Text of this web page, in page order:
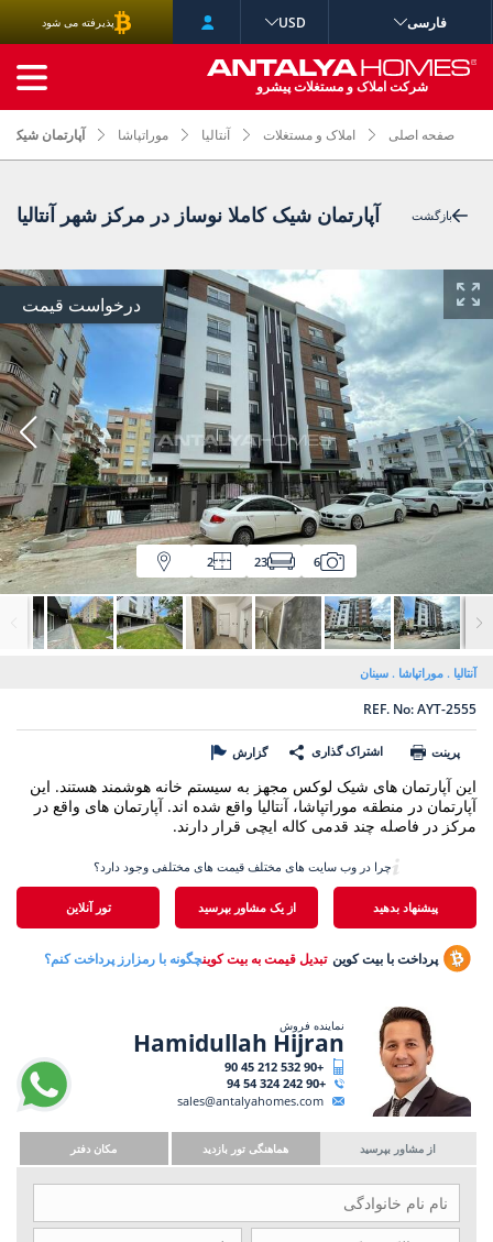
صفحه اصلی املاک و مستغلات آنتالیا موراتپاشا آپارتمان شیک
بازگشت آپارتمان شیک کاملا نوساز در مرکز شهر آنتالیا
درخواست قیمت
6
23
2
آنتالیا موراتپاشا سینان
REF. No: AYT-2555
پرینت اشتراک گذاری گزارش
این آپارتمان های شیک لوکس مجهز به سیستم خانه هوشمند هستند. این
آپارتمان در منطقه موراتپاشا، آنتالیا واقع شده اند. آپارتمان های واقع در
مرکز در فاصله چند قدمی کاله ایچی قرار دارند.
پیشنهاد بدهید از یک مشاور بپرسید تور آنلاین
چرا در وب سایت های مختلف قیمت های مختلفی وجود دارد؟
پرداخت با بیت کوین تبدیل قیمت به بیت کوینچگونه با رمزارز پرداخت کنم؟
نماینده فروش
Hamidullah Hijran
+90 532 212 45 90
+90 242 324 54 94
sales@antalyahomes.com
از مشاور بپرسید هماهنگی تور بازدید مکان دفتر
فارسی USD پذیرفته می شود
شرکت املاک و مستغلات پیشرو
جستجوی پیشرفته